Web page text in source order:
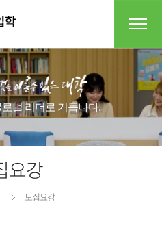
벌 리더로 거듭나다.
요강
모집요강